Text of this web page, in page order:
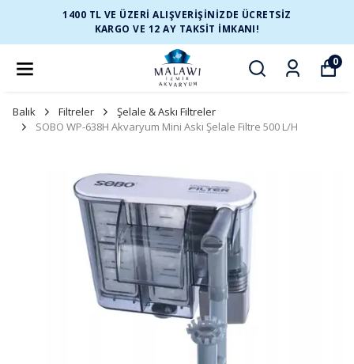
1400 TL VE ÜZERİ ALIŞVERİŞİNİZDE ÜCRETSİZ
KARGO VE 12 AY TAKSİT İMKANI!
0
Balık Filtreler
Şelale & Askı Filtreler
SOBO WP-638H Akvaryum Mini Askı Şelale Filtre 500 L/H